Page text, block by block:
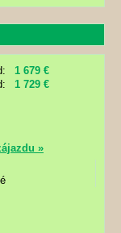
1 679 €
1 729 €
»